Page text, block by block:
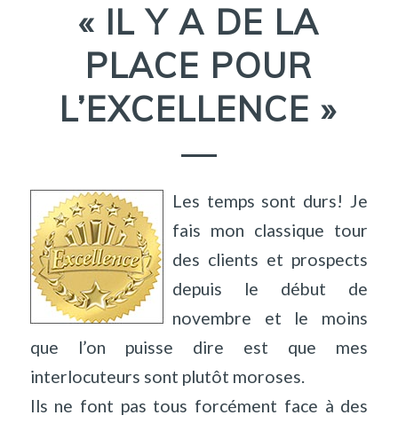
« IL Y A DE LA
PLACE POUR
L’EXCELLENCE »
Les temps sont durs! Je
fais mon classique tour
des clients et prospects
depuis le début de
novembre et le moins
que l’on puisse dire est que mes
interlocuteurs sont plutôt moroses.
Ils ne font pas tous forcément face à des